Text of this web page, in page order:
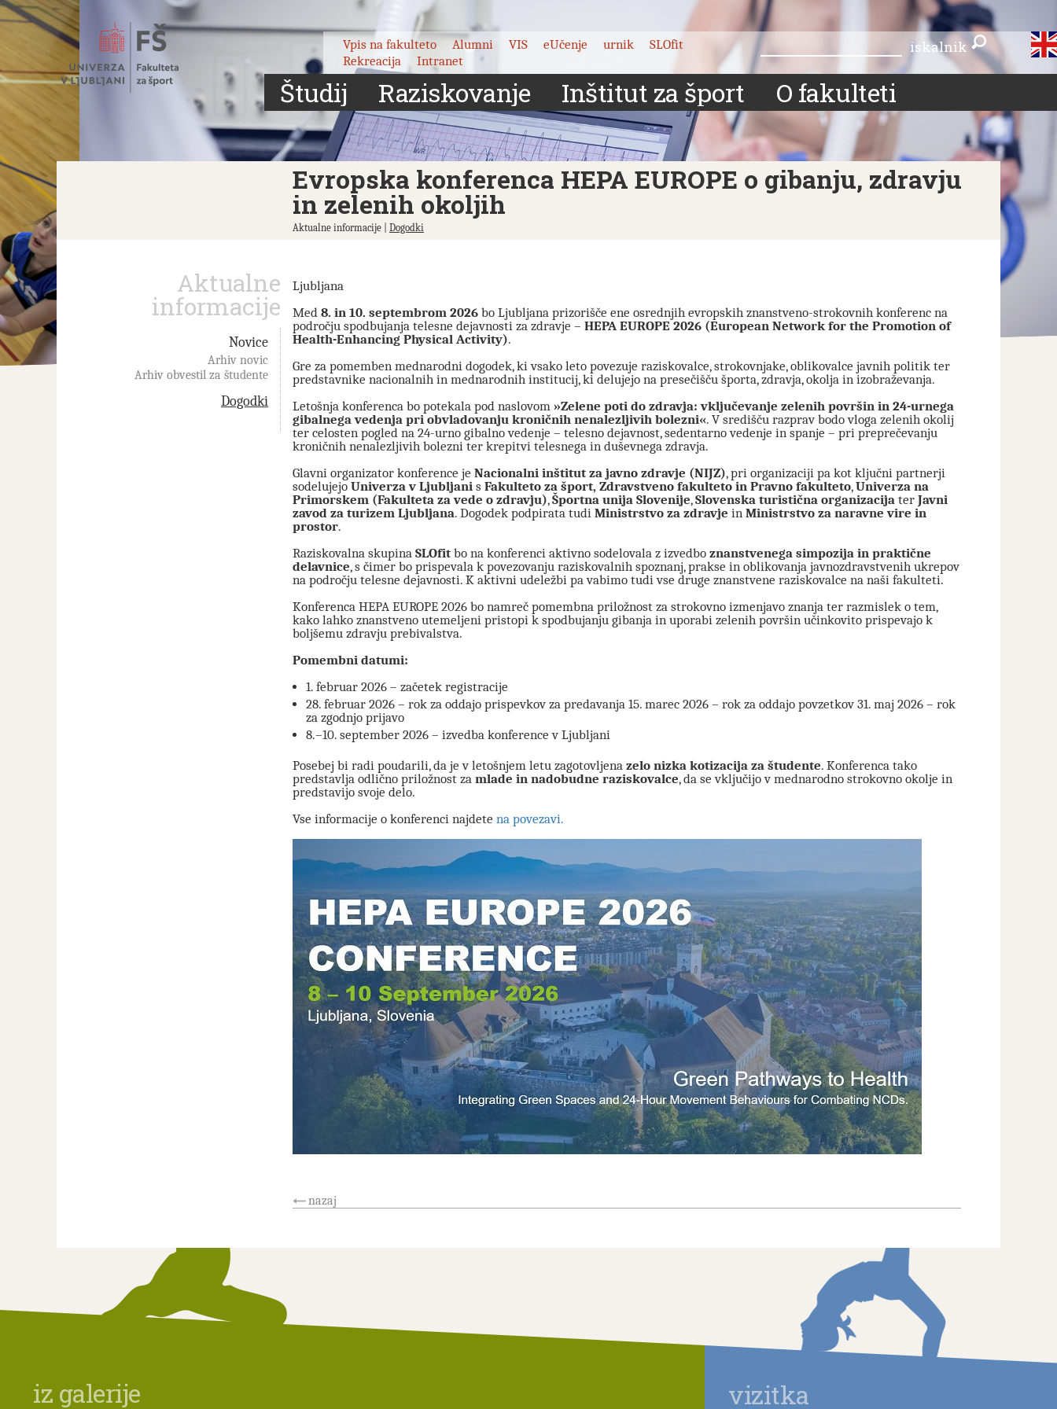
Skoči
na
Vpis na fakulteto Alumni VIS eUčenje urnik
SLOfit
Rekreacija
Intranet
iskalnik iskalnik
Študij Raziskovanje Inštitut za šport O fakulteti
Evropska konferenca HEPA EUROPE o gibanju, zdravju
in zelenih okoljih
Aktualne informacije | Dogodki
Aktualne
informacije
Novice
Arhiv novic
Arhiv obvestil za študente
Dogodki
Ljubljana
Med 8. in 10. septembrom 2026 bo Ljubljana prizorišče ene osrednjih evropskih znanstveno-strokovnih konferenc na
področju spodbujanja telesne dejavnosti za zdravje – HEPA EUROPE 2026 (European Network for the Promotion of
Health-Enhancing Physical Activity).
Gre za pomemben mednarodni dogodek, ki vsako leto povezuje raziskovalce, strokovnjake, oblikovalce javnih politik ter
predstavnike nacionalnih in mednarodnih institucij, ki delujejo na presečišču športa, zdravja, okolja in izobraževanja.
Letošnja konferenca bo potekala pod naslovom »Zelene poti do zdravja: vključevanje zelenih površin in 24-urnega
gibalnega vedenja pri obvladovanju kroničnih nenalezljivih bolezni«. V središču razprav bodo vloga zelenih okolij
ter celosten pogled na 24-urno gibalno vedenje – telesno dejavnost, sedentarno vedenje in spanje – pri preprečevanju
kroničnih nenalezljivih bolezni ter krepitvi telesnega in duševnega zdravja.
Glavni organizator konference je Nacionalni inštitut za javno zdravje (NIJZ), pri organizaciji pa kot ključni partnerji
sodelujejo Univerza v Ljubljani s Fakulteto za šport, Zdravstveno fakulteto in Pravno fakulteto,Univerza na
Primorskem (Fakulteta za vede o zdravju),Športna unija Slovenije,Slovenska turistična organizacija ter Javni
zavod za turizem Ljubljana. Dogodek podpirata tudi Ministrstvo za zdravje in Ministrstvo za naravne vire in
prostor.
Raziskovalna skupina SLOfit bo na konferenci aktivno sodelovala z izvedbo znanstvenega simpozija in praktične
delavnice, s čimer bo prispevala k povezovanju raziskovalnih spoznanj, prakse in oblikovanja javnozdravstvenih ukrepov
na področju telesne dejavnosti. K aktivni udeležbi pa vabimo tudi vse druge znanstvene raziskovalce na naši fakulteti.
Konferenca HEPA EUROPE 2026 bo namreč pomembna priložnost za strokovno izmenjavo znanja ter razmislek o tem,
kako lahko znanstveno utemeljeni pristopi k spodbujanju gibanja in uporabi zelenih površin učinkovito prispevajo k
boljšemu zdravju prebivalstva.
Pomembni datumi:
1. februar 2026 – začetek registracije
28. februar 2026 – rok za oddajo prispevkov za predavanja 15. marec 2026 – rok za oddajo povzetkov 31. maj 2026 – rok
za zgodnjo prijavo
8.–10. september 2026 – izvedba konference v Ljubljani
Posebej bi radi poudarili, da je v letošnjem letu zagotovljena zelo nizka kotizacija za študente. Konferenca tako
predstavlja odlično priložnost za mlade in nadobudne raziskovalce, da se vključijo v mednarodno strokovno okolje in
predstavijo svoje delo.
Vse informacije o konferenci najdete na povezavi.
nazaj
iz galerije vizitka